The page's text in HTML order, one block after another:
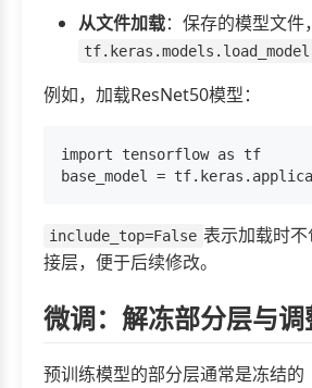
从文件加载：保存的模型文件
例如，加载ResNet50模型：
import tensorflow as tf
include_top=False 表示加载时
接层，便于后续修改。
微调：解冻部分层与
预训练模型的部分层通常是冻结的